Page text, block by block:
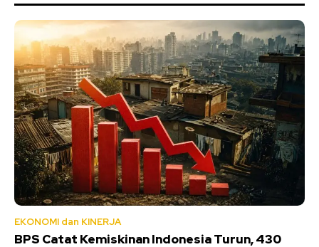
EKONOMI dan KINERJA
BPS Catat Kemiskinan Indonesia Turun, 430